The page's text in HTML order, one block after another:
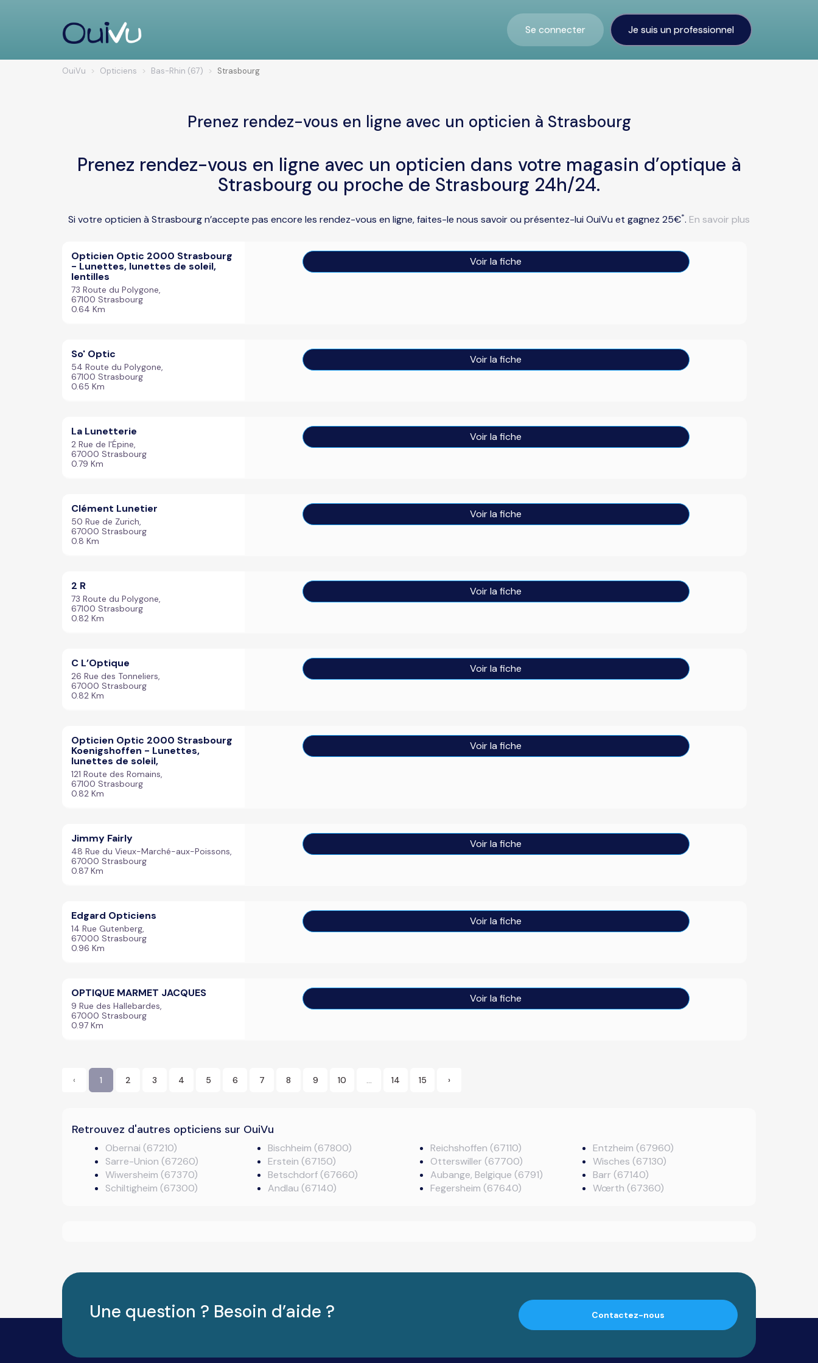
Se connecter Je suis un professionnel
OuiVu Opticiens Bas-Rhin (67) Strasbourg
Prenez rendez-vous en ligne avec un opticien à Strasbourg
Prenez rendez-vous en ligne avec un opticien dans votre magasin d’optique à
Strasbourg ou proche de Strasbourg 24h/24.
Si votre opticien à Strasbourg n’accepte pas encore les rendez-vous en ligne, faites-le nous savoir ou présentez-lui OuiVu et gagnez 25€*. En savoir plus
Opticien Optic 2000 Strasbourg
- Lunettes, lunettes de soleil,
lentilles
73 Route du Polygone,
67100 Strasbourg
0.64 Km
Voir la fiche
So' Optic
54 Route du Polygone,
67100 Strasbourg
0.65 Km
Voir la fiche
La Lunetterie
2 Rue de l'Épine,
67000 Strasbourg
0.79 Km
Voir la fiche
Clément Lunetier
50 Rue de Zurich,
67000 Strasbourg
0.8 Km
Voir la fiche
2 R
73 Route du Polygone,
67100 Strasbourg
0.82 Km
Voir la fiche
C L’Optique
26 Rue des Tonneliers,
67000 Strasbourg
0.82 Km
Voir la fiche
Opticien Optic 2000 Strasbourg
Koenigshoffen - Lunettes,
lunettes de soleil,
121 Route des Romains,
67100 Strasbourg
0.82 Km
Voir la fiche
Jimmy Fairly
48 Rue du Vieux-Marché-aux-Poissons,
67000 Strasbourg
0.87 Km
Voir la fiche
Edgard Opticiens
14 Rue Gutenberg,
67000 Strasbourg
0.96 Km
Voir la fiche
OPTIQUE MARMET JACQUES
9 Rue des Hallebardes,
67000 Strasbourg
0.97 Km
Voir la fiche
‹ 1 2 3 4 5 6 7 8 9 10 ... 14 15 ›
Retrouvez d'autres opticiens sur OuiVu
Obernai (67210)
Sarre-Union (67260)
Wiwersheim (67370)
Schiltigheim (67300)
Bischheim (67800)
Erstein (67150)
Betschdorf (67660)
Andlau (67140)
Reichshoffen (67110)
Otterswiller (67700)
Aubange, Belgique (6791)
Fegersheim (67640)
Entzheim (67960)
Wisches (67130)
Barr (67140)
Wœrth (67360)
Une question ? Besoin d’aide ? Contactez-nous